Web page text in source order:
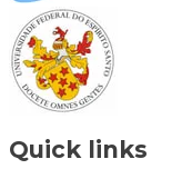
Quick links